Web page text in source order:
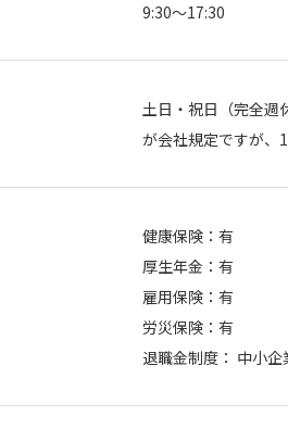
9:30～17:30
土日・祝日（完全週
が会社規定ですが、
健康保険：有
厚生年金：有
雇用保険：有
労災保険：有
退職金制度： 中小